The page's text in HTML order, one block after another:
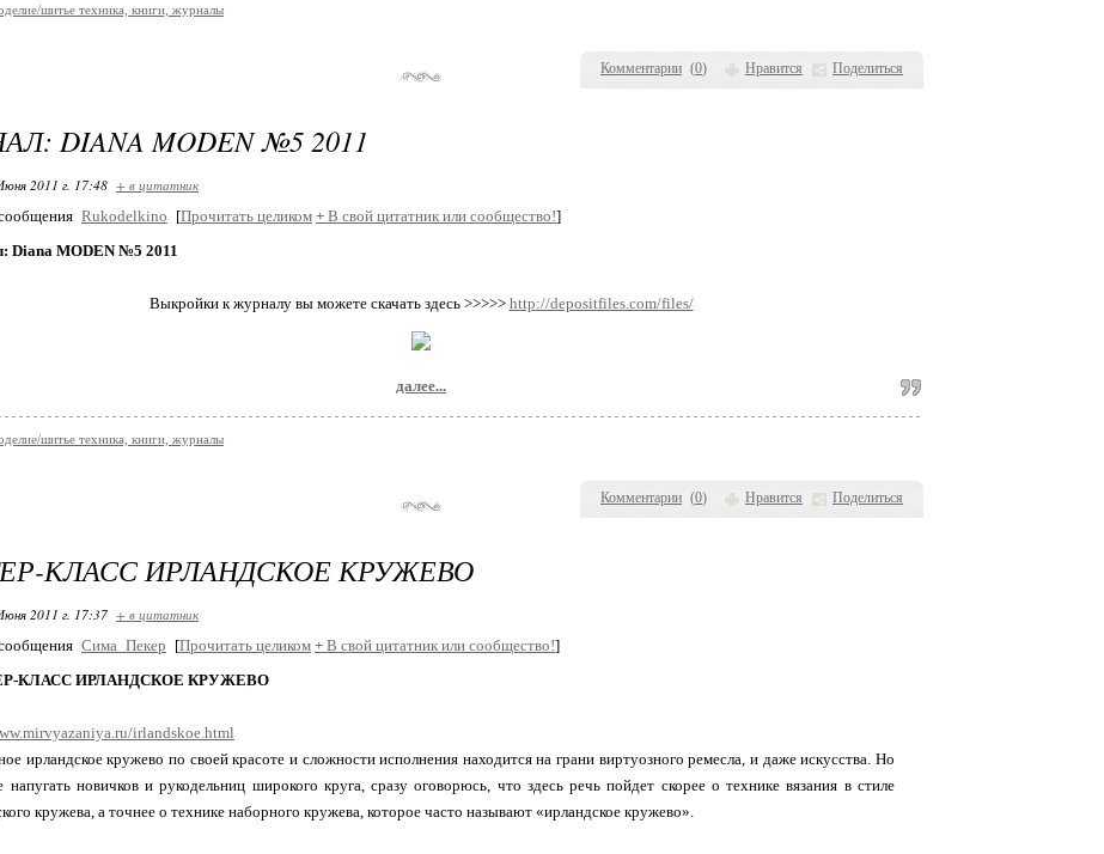
Комментарии (0) Нравится Поделиться
шитье техника, книги, журналы
Комментарии (0) Нравится Поделиться
DIANA MODEN №5 2011
2011 г. 17:48 + в цитатник
Rukodelkino [Прочитать целиком + В свой цитатник или сообщество!]
Diana MODEN №5 2011
Выкройки к журналу вы можете скачать здесь >>>>> http://depositfiles.com/files/
далее...
шитье техника, книги, журналы
КЛАСС ИРЛАНДСКОЕ КРУЖЕВО
2011 г. 17:37 + в цитатник
Сима_Пекер [Прочитать целиком + В свой цитатник или сообщество!]
КЛАСС ИРЛАНДСКОЕ КРУЖЕВО
irlandskoe.html
ирландское кружево по своей красоте и сложности исполнения находится на грани виртуозного ремесла, и даже искусства. Но
напугать новичков и рукодельниц широкого круга, сразу оговорюсь, что здесь речь пойдет скорее о технике вязания в стиле
кружева, а точнее о технике наборного кружева, которое часто называют «ирландское кружево».